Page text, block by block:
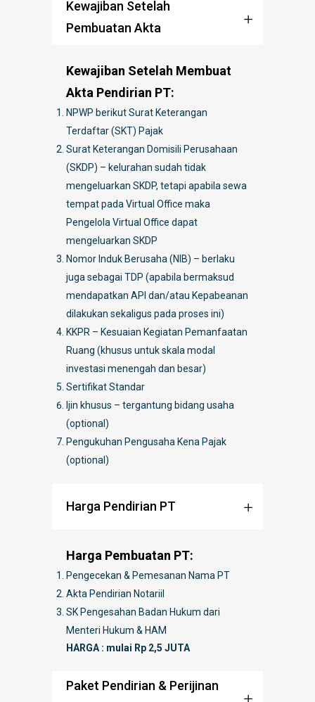
Kewajiban Setelah
Pembuatan Akta
Kewajiban Setelah Membuat
Akta Pendirian PT:
NPWP berikut Surat Keterangan
Terdaftar (SKT) Pajak
Surat Keterangan Domisili Perusahaan
(SKDP) – kelurahan sudah tidak
mengeluarkan SKDP, tetapi apabila sewa
tempat pada Virtual Office maka
Pengelola Virtual Office dapat
mengeluarkan SKDP
Nomor Induk Berusaha (NIB) – berlaku
juga sebagai TDP (apabila bermaksud
mendapatkan API dan/atau Kepabeanan
dilakukan sekaligus pada proses ini)
KKPR – Kesuaian Kegiatan Pemanfaatan
Ruang (khusus untuk skala modal
investasi menengah dan besar)
Sertifikat Standar
Ijin khusus – tergantung bidang usaha
(optional)
Pengukuhan Pengusaha Kena Pajak
(optional)
Harga Pendirian PT
Harga Pembuatan PT:
Pengecekan & Pemesanan Nama PT
Akta Pendirian Notariil
SK Pengesahan Badan Hukum dari
Menteri Hukum & HAM
HARGA : mulai Rp 2,5 JUTA
Paket Pendirian & Perijinan